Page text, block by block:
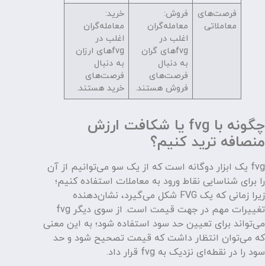
فرصت‌های
معاملاتی
فروش:
معامله‌گران
اغلب در
fvgهای گران
به دنبال
فرصت‌های
فروش هستند.
خرید:
معامله‌گران
اغلب در
fvgهای ارزان
به دنبال
فرصت‌های
خرید هستند.
چگونه با fvg یا شکافت ارزش
منصافه ترید کنیم؟
fvg یک ابزار دوگانه است که از یک سو می‌توانیم از آن
را برای شناسایی نقاط ورود به معاملات استفاده کنیم؛
زیرا زمانی که یک FVG شکل می‌گیرد، نشان‌دهنده
تغییرات مهم در جهت قیمت است. از سوی دیگر fvg
می‌تواند برای تعیین حد سود استفاده شود؛ به این معنی
که می‌توان انتظار داشت که قیمت تصحیح شود و حد
سود را در نقطه‌ای نزدیک به fvg قرار داد.